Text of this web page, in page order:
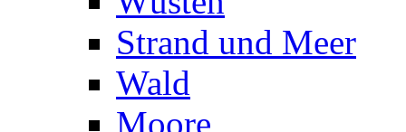
Strand und Meer
Wald
Moore